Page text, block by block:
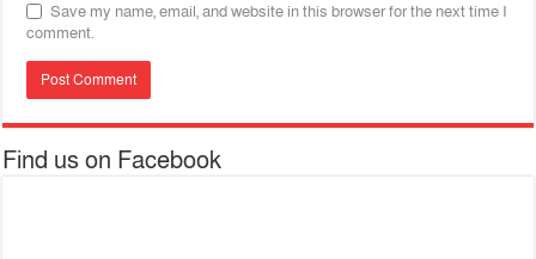
Save my name, email, and website in this browser for the next time I
comment.
Find us on Facebook